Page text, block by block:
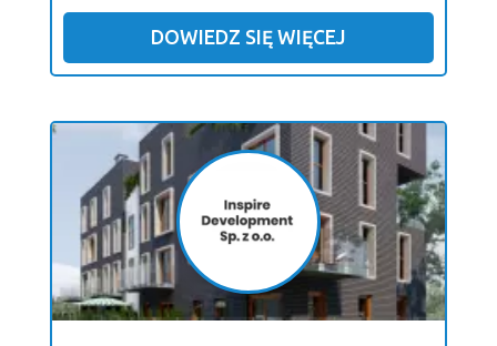
DOWIEDZ SIĘ WIĘCEJ